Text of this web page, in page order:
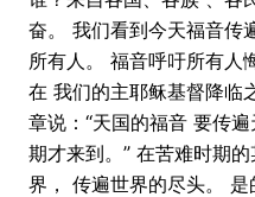
奋。 我们看到今天福音传
所有人。 福音呼吁所有人
在 我们的主耶稣基督降临
章说：“天国的福音 要传
期才来到。” 在苦难时期
界， 传遍世界的尽头。